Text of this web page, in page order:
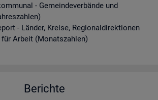
- Gemeindeverbände und
- Länder, Kreise, Regionaldirektionen
für Arbeit (Monatszahlen)
Berichte